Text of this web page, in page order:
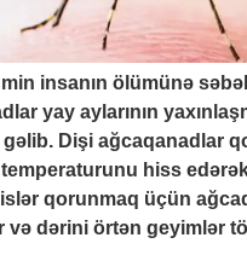
min insanın ölümünə
yay aylarının
Dişi ağcaqanadlar
hiss
qorunmaq üçün
və dərini örtən geyimlər